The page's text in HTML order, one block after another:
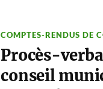
COMPTES-RENDUS DE
Procès-
conseil